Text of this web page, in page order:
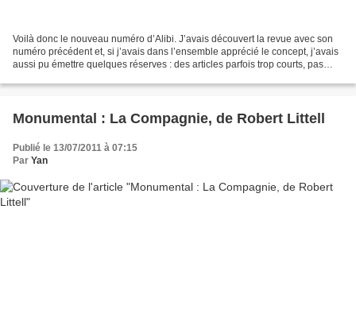
Voilà donc le nouveau numéro d’Alibi. J’avais découvert la revue avec son
numéro précédent et, si j’avais dans l’ensemble apprécié le concept, j’avais
aussi pu émettre quelques réserves : des articles parfois trop courts, pas
Monumental : La Compagnie, de Robert Littell
Publié le 13/07/2011 à 07:15
Par Yan